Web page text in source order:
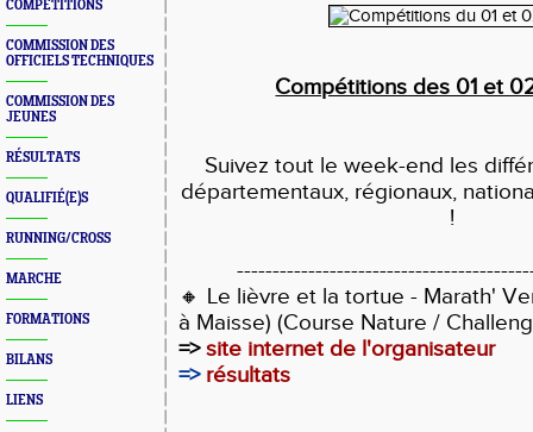
COMPÉTITIONS
COMMISSION DES
OFFICIELS TECHNIQUES
COMMISSION DES
JEUNES
RÉSULTATS
QUALIFIÉ(E)S
RUNNING/CROSS
MARCHE
FORMATIONS
BILANS
LIENS
Compétitions des 01 et
Suivez tout le week-end les
départementaux, régionaux,
!
🔸 Le lièvre et la tortue - Marath'
à Maisse) (Course Nature /
=>site internet de l'organisateur
=> résultats